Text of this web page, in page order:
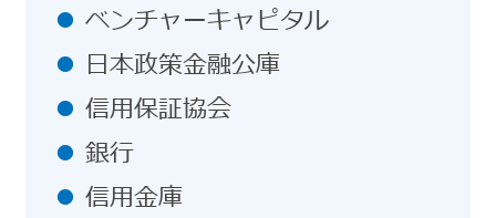
ベンチャーキャピタル
日本政策金融公庫
信用保証協会
銀行
信用金庫